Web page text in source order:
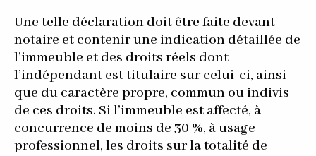
Une telle déclaration doit être faite devant
notaire et contenir une indication détaillée de
l’immeuble et des droits réels dont
l’indépendant est titulaire sur celui-ci, ainsi
que du caractère propre, commun ou indivis
de ces droits. Si l’immeuble est affecté, à
concurrence de moins de 30 %, à usage
professionnel, les droits sur la totalité de